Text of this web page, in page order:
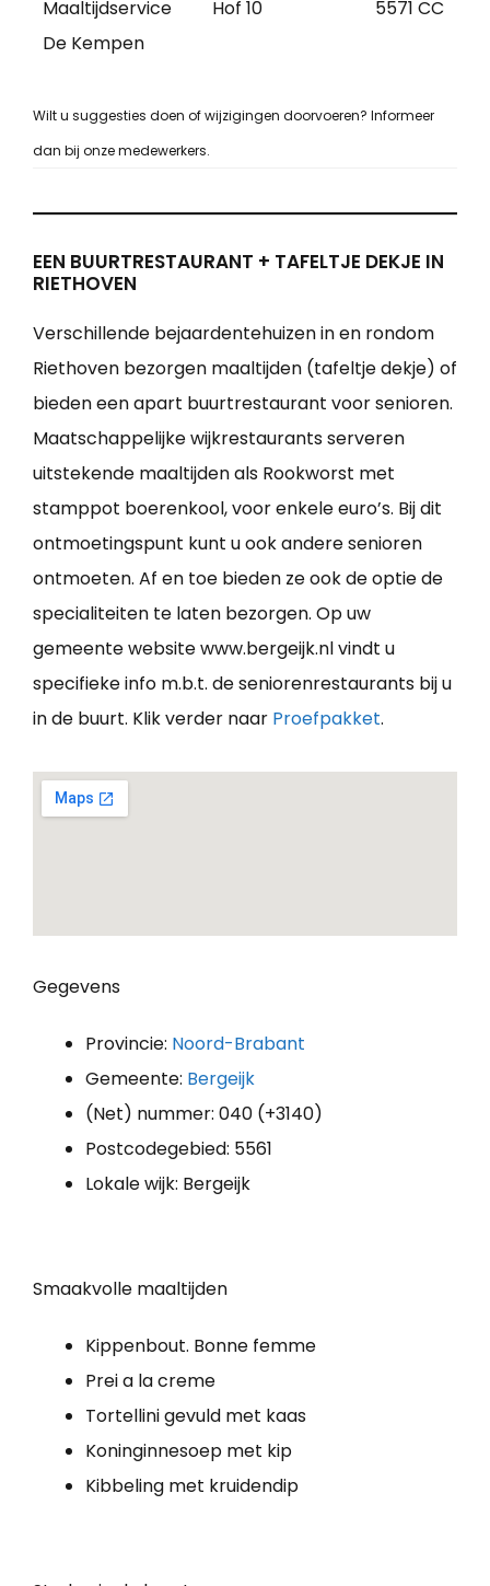
Maaltijdservice
De Kempen
Hof 10 5571 CC
Wilt u suggesties doen of wijzigingen doorvoeren? Informeer
dan bij onze medewerkers.
EEN BUURTRESTAURANT + TAFELTJE DEKJE IN
RIETHOVEN
Verschillende bejaardentehuizen in en rondom
Riethoven bezorgen maaltijden (tafeltje dekje) of
bieden een apart buurtrestaurant voor senioren.
Maatschappelijke wijkrestaurants serveren
uitstekende maaltijden als Rookworst met
stamppot boerenkool, voor enkele euro’s. Bij dit
ontmoetingspunt kunt u ook andere senioren
ontmoeten. Af en toe bieden ze ook de optie de
specialiteiten te laten bezorgen. Op uw
gemeente website www.bergeijk.nl vindt u
specifieke info m.b.t. de seniorenrestaurants bij u
in de buurt. Klik verder naar Proefpakket.
Gegevens
Provincie: Noord-Brabant
Gemeente: Bergeijk
(Net) nummer: 040 (+3140)
Postcodegebied: 5561
Lokale wijk: Bergeijk
Smaakvolle maaltijden
Kippenbout. Bonne femme
Prei a la creme
Tortellini gevuld met kaas
Koninginnesoep met kip
Kibbeling met kruidendip